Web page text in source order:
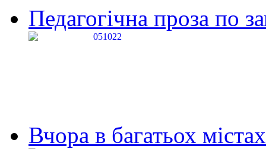
Педагогічна проза по
Вчора в багатьох